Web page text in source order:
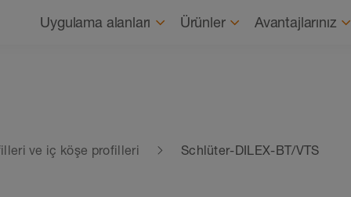
Uygulama alanları Ürünler Avantajlarınız
ve iç köşe profilleri Schlüter-DILEX-BT/VTS